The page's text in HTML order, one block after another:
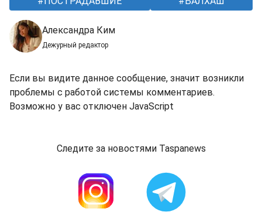
Александра Ким
Дежурный редактор
Если вы видите данное сообщение, значит возникли
проблемы с работой системы комментариев.
Возможно у вас отключен JavaScript
Следите за новостями Taspanews